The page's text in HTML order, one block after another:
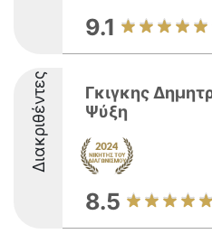
9.1
Διακριθέντες
Γκιγκης
Ψύξη
8.5